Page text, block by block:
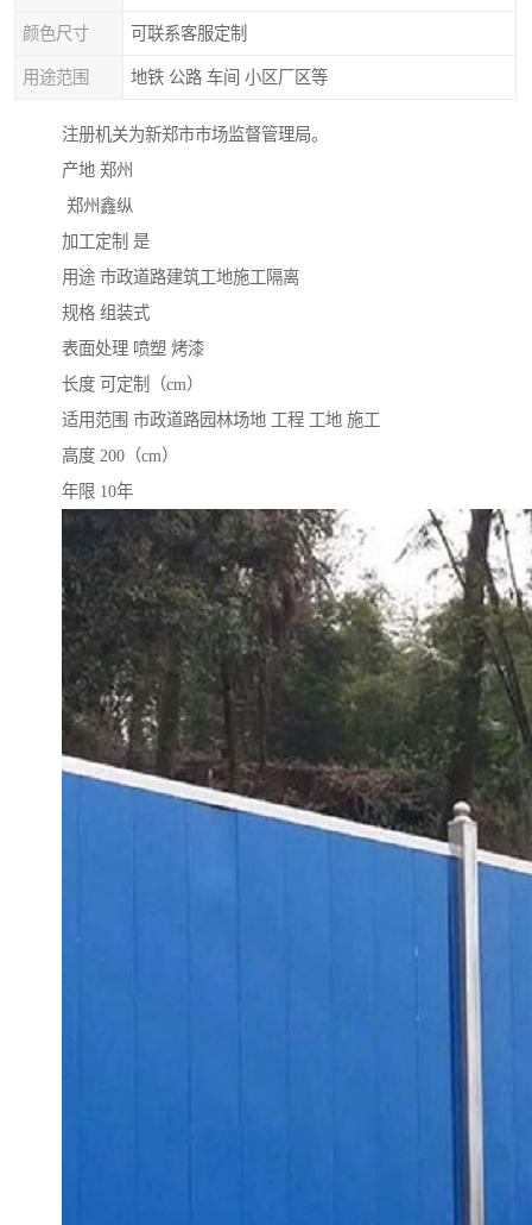
颜色尺寸 可联系客服定制
用途范围 地铁 公路 车间 小区厂区等
注册机关为新郑市市场监督管理局。
产地 郑州
郑州鑫纵
加工定制 是
用途 市政道路建筑工地施工隔离
规格 组装式
表面处理 喷塑 烤漆
长度 可定制（cm）
适用范围 市政道路园林场地 工程 工地 施工
高度 200（cm）
年限 10年